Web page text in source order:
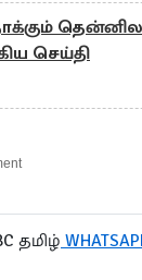
செய்தி
தமிழ்